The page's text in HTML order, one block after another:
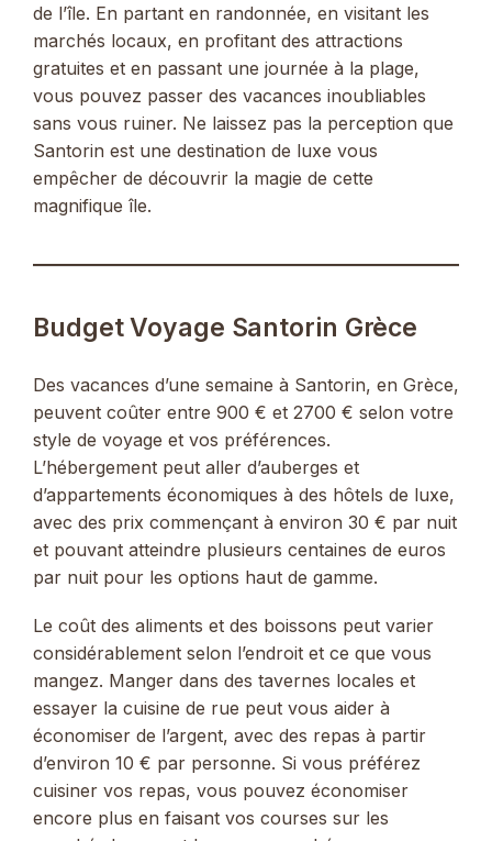
de l’île. En partant en randonnée, en visitant les
marchés locaux, en profitant des attractions
gratuites et en passant une journée à la plage,
vous pouvez passer des vacances inoubliables
sans vous ruiner. Ne laissez pas la perception que
Santorin est une destination de luxe vous
empêcher de découvrir la magie de cette
magnifique île.
Budget Voyage Santorin Grèce
Des vacances d’une semaine à Santorin, en Grèce,
peuvent coûter entre 900 € et 2700 € selon votre
style de voyage et vos préférences.
L’hébergement peut aller d’auberges et
d’appartements économiques à des hôtels de luxe,
avec des prix commençant à environ 30 € par nuit
et pouvant atteindre plusieurs centaines de euros
par nuit pour les options haut de gamme.
Le coût des aliments et des boissons peut varier
considérablement selon l’endroit et ce que vous
mangez. Manger dans des tavernes locales et
essayer la cuisine de rue peut vous aider à
économiser de l’argent, avec des repas à partir
d’environ 10 € par personne. Si vous préférez
cuisiner vos repas, vous pouvez économiser
encore plus en faisant vos courses sur les